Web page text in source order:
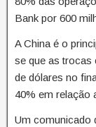
Bank por 600
A China é o
se que as trocas
de dólares no
40% em relação
Um comunicado